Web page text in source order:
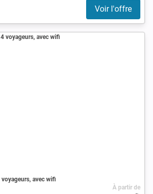
Voir l'offre
avec wifi
À partir de